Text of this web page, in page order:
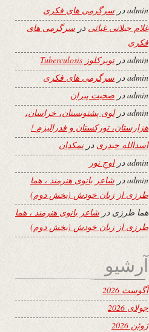
adminدر سرگرمی های فکری
غلام جیلانی غیاثی در سرگرمی های
فکری
adminدرتوبرکلوز Tuberculosis
adminدر سرگرمی های فکری
adminدر صحبت پیران
adminدرلوی پشتونستان، خراسان،
هزارستان، تورکستان و فدرالیزم !
اسدالله حیدری درنمکدان
adminدراوجِ نور
adminدر شاعر بانوی هنرمند ، هما
طرزی از زبان خودش (بخش دوم)
هما طرزی در شاعر بانوی هنرمند ، هما
طرزی از زبان خودش (بخش دوم)
آرشیو
آگوست 2026
جولای 2026
ژوئن 2026